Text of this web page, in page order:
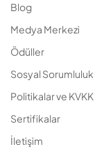
Blog
Medya Merkezi
Ödüller
Sosyal Sorumluluk
Politikalar ve KVKK
Sertifikalar
İletişim